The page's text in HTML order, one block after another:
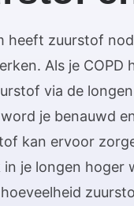
heeft zuurstof
Als je COPD
via de
je benauwd
kan ervoor
in je longen hoger